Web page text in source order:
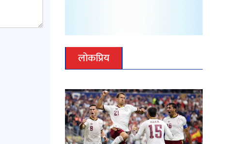
लोकप्रिय